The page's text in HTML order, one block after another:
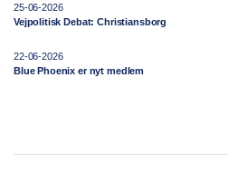
25-06-2026
Vejpolitisk Debat: Christiansborg
22-06-2026
Blue Phoenix er nyt medlem